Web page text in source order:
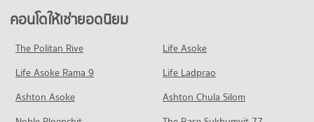
319 โครงการ
คอนโดให้เช่า วิทยาลัยพยาบาลบรมราชชนนีบำราศนราดูร
มีคอนโดให้เช่า 62 ประกาศ
มีคอนโดขาย 192 ประกาศ
คอนโด วิทยาลัยพยาบาลบรมราชชนนีนนทบุรี
คอนโด ตลาดบองมาร์เช่
มีคอนโดให้เช่า 41 ประกาศ
ขายคอนโด ตลาดบองมาร์เช่
ขายคอนโด เมืองนนทบุรี นนทบุรี
มีคอนโดขาย 467 ประกาศ
คอนโด ถนนงามวงศ์วาน
199 โครงการ
คอนโดให้เช่า ถนนงามวงศ์วาน
มีคอนโดให้เช่า 31 ประกาศ
คอนโดให้เช่า รพ.ศรีธัญญา
มีคอนโดให้เช่า 36 ประกาศ
ขายคอนโด รพ.ศรีธัญญา
192 โครงการ
คอนโดให้เช่ายอดนิยม
The Politan Rive
Life Asoke
Life Asoke Rama 9
Life Ladprao
Ashton Asoke
Ashton Chula Silom